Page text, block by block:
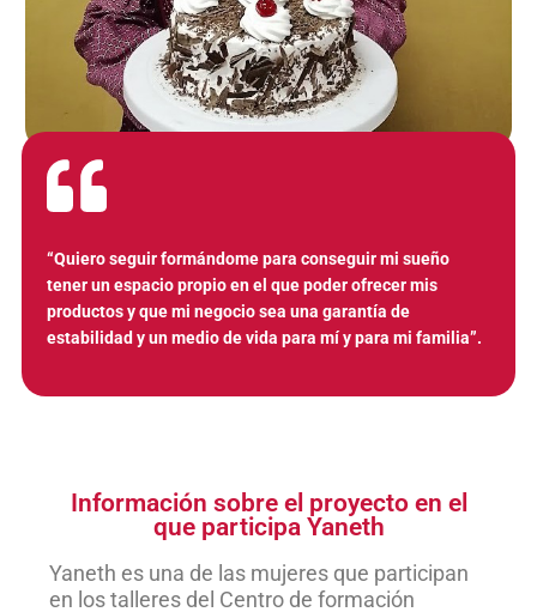
“Quiero seguir formándome para conseguir mi sueño
tener un espacio propio en el que poder ofrecer mis
productos y que mi negocio sea una garantía de
estabilidad y un medio de vida para mí y para mi familia”.
Información sobre el proyecto en el
que participa Yaneth
Yaneth es una de las mujeres que participan
en los talleres del Centro de formación